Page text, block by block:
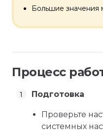
Большие значения
Процесс
Подготовка
Проверьте
системных